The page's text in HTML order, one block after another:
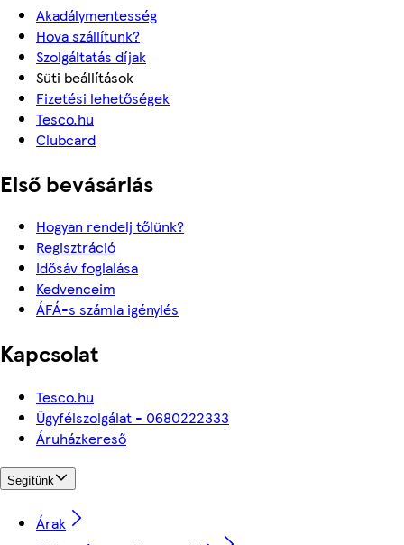
Akadálymentesség
Hova szállítunk?
Szolgáltatás díjak
Süti beállítások
Fizetési lehetőségek
Tesco.hu
Clubcard
Első bevásárlás
Hogyan rendelj tőlünk?
Regisztráció
Idősáv foglalása
Kedvenceim
ÁFÁ-s számla igénylés
Kapcsolat
Tesco.hu
Ügyfélszolgálat - 0680222333
Áruházkereső
Segítünk
Árak